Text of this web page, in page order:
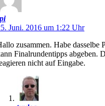
Juni. 2016 um 1:22 Uhr
zusammen. Habe dasselbe
Finalrundentipps abgeben.
nicht auf Eingabe.